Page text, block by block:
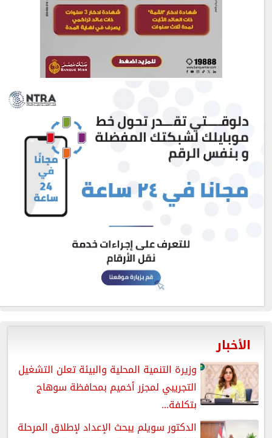
الأخبار
وزيرة التنمية المحلية والبيئة تعلن التشغيل
التجريبي لمجزر أخميم بمحافظة سوهاج
بتكلفة...
الدكتور سويلم يبحث الإعداد لإطلاق المرحلة